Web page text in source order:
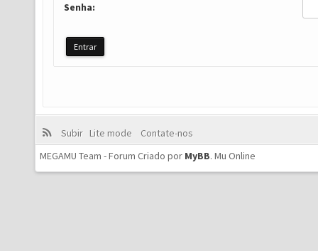
Senha:
Subir Lite mode
Contate-nos
MEGAMU Team - Forum Criado por MyBB. Mu Online